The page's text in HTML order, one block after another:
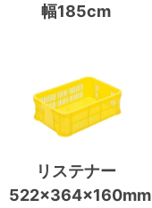
幅185cm
リステナー
522×364×160mm